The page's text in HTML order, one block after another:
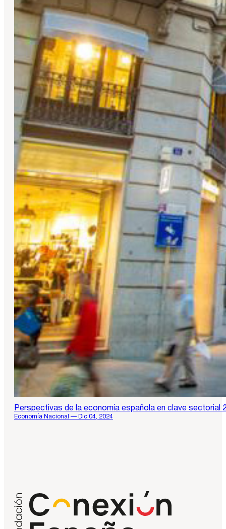
Perspectivas de la economía española en clave sectorial
Economía Nacional — Dic 04, 2024